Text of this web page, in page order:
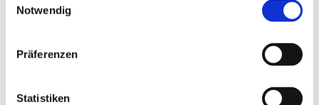
Notwendig
Präferenzen
Statistiken